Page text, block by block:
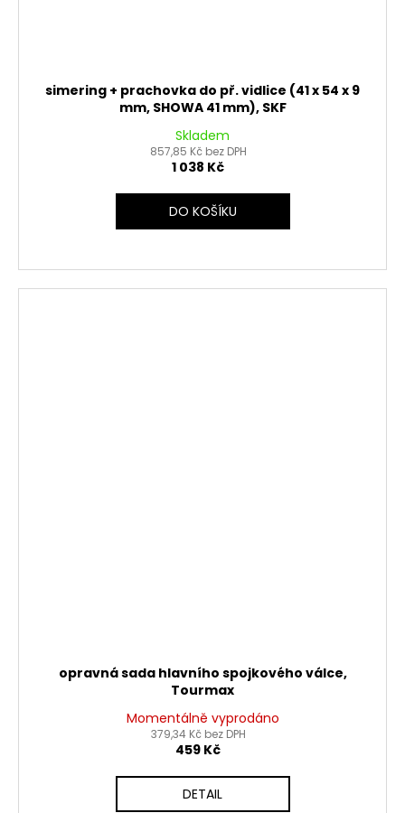
simering + prachovka do př. vidlice (41 x 54 x 9
mm, SHOWA 41 mm), SKF
Skladem
857,85 Kč bez DPH
1 038 Kč
DO KOŠÍKU
opravná sada hlavního spojkového válce,
Tourmax
Momentálně vyprodáno
379,34 Kč bez DPH
459 Kč
DETAIL